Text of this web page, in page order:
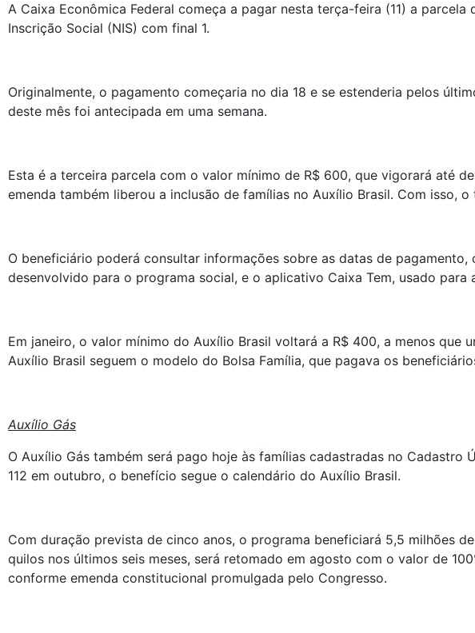
A Caixa Econômica Federal começa a pagar nesta terça-feira (11) a
Inscrição Social (NIS) com final 1.
Originalmente, o pagamento começaria no dia 18 e se estenderia pelos
deste mês foi antecipada em uma semana.
Esta é a terceira parcela com o valor mínimo de R$ 600, que vigorará até
emenda também liberou a inclusão de famílias no Auxílio Brasil. Com isso,
O beneficiário poderá consultar informações sobre as datas de
desenvolvido para o programa social, e o aplicativo Caixa Tem, usado
Em janeiro, o valor mínimo do Auxílio Brasil voltará a R$ 400, a menos
Auxílio Brasil seguem o modelo do Bolsa Família, que pagava os
Auxílio Gás
O Auxílio Gás também será pago hoje às famílias cadastradas no Cadastro
112 em outubro, o benefício segue o calendário do Auxílio Brasil.
Com duração prevista de cinco anos, o programa beneficiará 5,5 milhões
quilos nos últimos seis meses, será retomado em agosto com o valor de
conforme emenda constitucional promulgada pelo Congresso.